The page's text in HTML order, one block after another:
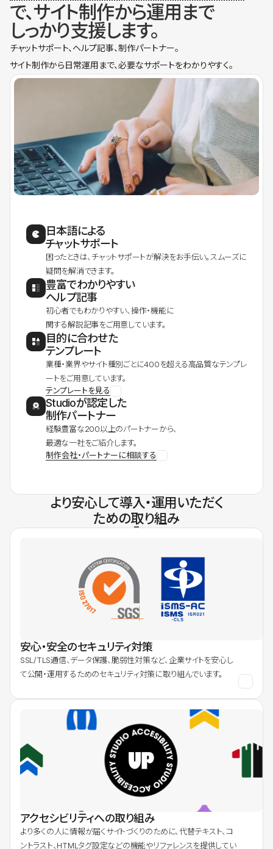
で、サイト制作から運用まで
しっかり支援します。
チャットサポート、ヘルプ記事、制作パートナー。
サイト制作から日常運用まで、必要なサポートをわかりやすく。
日本語による
チャットサポート
困ったときは、チャットサポートが解決をお手伝い。スムーズに
疑問を解消できます。
豊富でわかりやすい
ヘルプ記事
初心者でもわかりやすい、操作・機能に
関する解説記事をご用意しています。
目的に合わせた
テンプレート
業種・業界やサイト種別ごとに400を超える高品質なテンプレ
ートをご用意しています。
テンプレートを見る
Studioが認定した
制作パートナー
経験豊富な200以上のパートナーから、
最適な一社をご紹介します。
制作会社・パートナーに相談する
より安心して導入・運用いただく
ための取り組み
安心・安全のセキュリティ対策
SSL/TLS通信、データ保護、脆弱性対策など、企業サイトを安心し
て公開・運用するためのセキュリティ対策に取り組んでいます。
アクセシビリティへの取り組み
より多くの人に情報が届くサイトづくりのために、代替テキスト、コ
ントラスト、HTMLタグ設定などの機能やリファレンスを提供してい